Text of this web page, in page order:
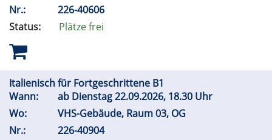
Nr.:
226-40606
Status:
Plätze frei
Italienisch für Fortgeschrittene B1
Wann:
ab Dienstag 22.09.2026, 18.30 Uhr
Wo:
VHS-Gebäude, Raum 03, OG
Nr.:
226-40904